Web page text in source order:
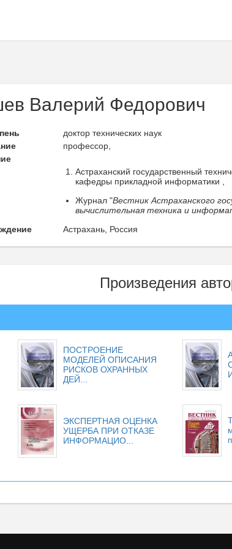
Валерий Федорович
доктор технических наук
профессор,
Астраханский государственный
кафедры прикладной информатики ,
Журнал "Вестник Астраханского
вычислительная техника и
Астрахань, Россия
Произведения
ПОСТРОЕНИЕ
МОДЕЛЕЙ ОПИСАНИЯ
РИСКОВ ОХРАННЫХ
ДЕЙ...
ЭКСПЕРТНАЯ ОЦЕНКА
УЩЕРБА ПРИ ОТКАЗЕ
ИНФОРМАЦИО...